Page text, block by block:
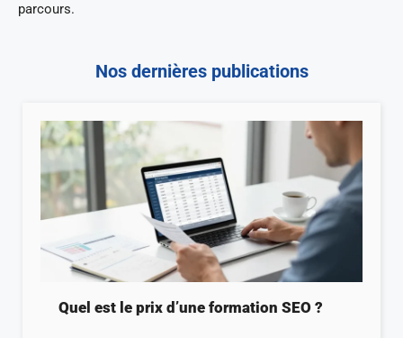
parcours.
Nos dernières publications
Quel est le prix d’une formation SEO ?